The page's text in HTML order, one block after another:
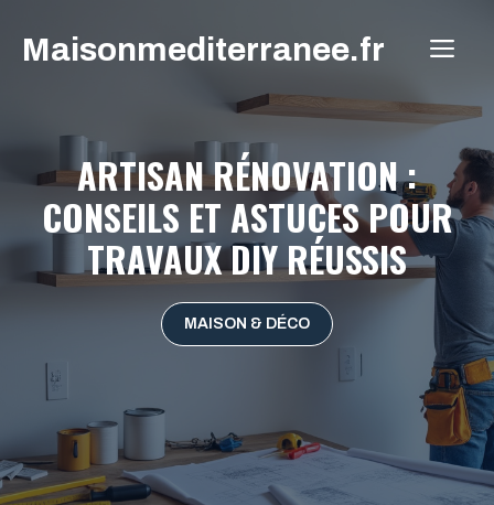
Maisonmediterranee.fr
ARTISAN RÉNOVATION :
CONSEILS ET ASTUCES POUR
TRAVAUX DIY RÉUSSIS
MAISON & DÉCO